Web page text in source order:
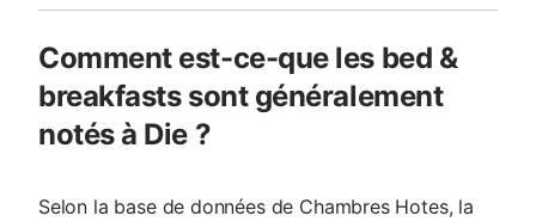
Comment est-ce-que les bed &
breakfasts sont généralement
notés à Die ?
Selon la base de données de Chambres Hotes, la